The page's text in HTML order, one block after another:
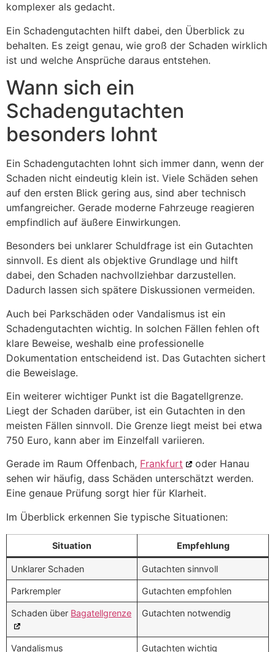
komplexer als gedacht.
Ein Schadengutachten hilft dabei, den Überblick zu
behalten. Es zeigt genau, wie groß der Schaden wirklich
ist und welche Ansprüche daraus entstehen.
Wann sich ein
Schadengutachten
besonders lohnt
Ein Schadengutachten lohnt sich immer dann, wenn der
Schaden nicht eindeutig klein ist. Viele Schäden sehen
auf den ersten Blick gering aus, sind aber technisch
umfangreicher. Gerade moderne Fahrzeuge reagieren
empfindlich auf äußere Einwirkungen.
Besonders bei unklarer Schuldfrage ist ein Gutachten
sinnvoll. Es dient als objektive Grundlage und hilft
dabei, den Schaden nachvollziehbar darzustellen.
Dadurch lassen sich spätere Diskussionen vermeiden.
Auch bei Parkschäden oder Vandalismus ist ein
Schadengutachten wichtig. In solchen Fällen fehlen oft
klare Beweise, weshalb eine professionelle
Dokumentation entscheidend ist. Das Gutachten sichert
die Beweislage.
Ein weiterer wichtiger Punkt ist die Bagatellgrenze.
Liegt der Schaden darüber, ist ein Gutachten in den
meisten Fällen sinnvoll. Die Grenze liegt meist bei etwa
750 Euro, kann aber im Einzelfall variieren.
Gerade im Raum Offenbach, Frankfurt
oder Hanau
sehen wir häufig, dass Schäden unterschätzt werden.
Eine genaue Prüfung sorgt hier für Klarheit.
Im Überblick erkennen Sie typische Situationen:
Situation Empfehlung
Unklarer Schaden Gutachten sinnvoll
Parkrempler Gutachten empfohlen
Schaden über Bagatellgrenze Gutachten notwendig
Vandalismus Gutachten wichtig